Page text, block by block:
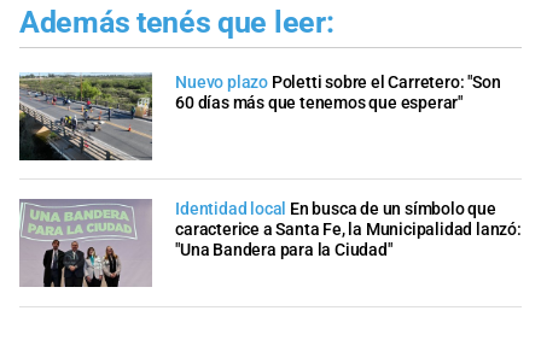
Además tenés que leer:
Nuevo plazo Poletti sobre el Carretero: "Son
60 días más que tenemos que esperar"
Identidad local En busca de un símbolo que
caracterice a Santa Fe, la Municipalidad lanzó:
"Una Bandera para la Ciudad"